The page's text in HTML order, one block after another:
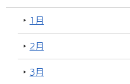
1月
2月
3月